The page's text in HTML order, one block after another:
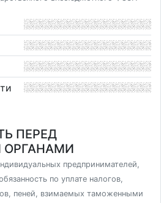
ПЕРЕД
предпринимателей,
по уплате налогов,
пеней, взимаемых таможенными